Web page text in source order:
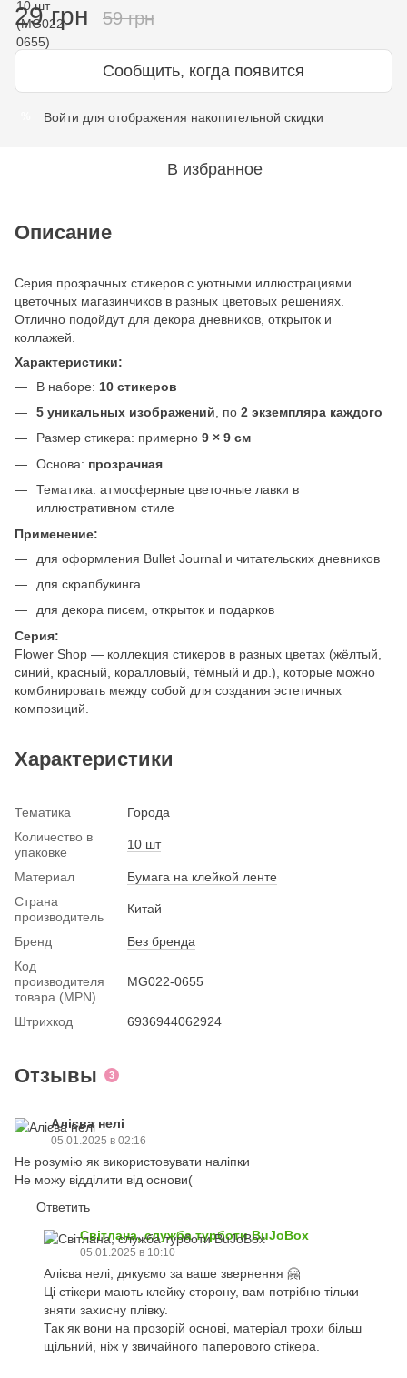
29 грн 59 грн
Сообщить, когда появится
Войти для отображения накопительной скидки
В избранное
Описание
Серия прозрачных стикеров с уютными иллюстрациями
цветочных магазинчиков в разных цветовых решениях.
Отлично подойдут для декора дневников, открыток и
коллажей.
Характеристики:
В наборе: 10 стикеров
5 уникальных изображений , по 2 экземпляра каждого
Размер стикера: примерно 9 × 9 см
Основа: прозрачная
Тематика: атмосферные цветочные лавки в
иллюстративном стиле
Применение:
для оформления Bullet Journal и читательских дневников
для скрапбукинга
для декора писем, открыток и подарков
Серия:
Flower Shop — коллекция стикеров в разных цветах (жёлтый,
синий, красный, коралловый, тёмный и др.), которые можно
комбинировать между собой для создания эстетичных
композиций.
Характеристики
Тематика
Города
Количество в
упаковке
10 шт
Материал
Бумага на клейкой ленте
Страна
производитель
Китай
Бренд
Без бренда
Код
производителя
товара (MPN)
MG022-0655
Штрихкод 6936944062924
Отзывы 3
Алієва нелі
05.01.2025 в 02:16
Не розумію як використовувати наліпки
Не можу відділити від основи(
Ответить
Світлана, служба турботи BuJoBox
05.01.2025 в 10:10
Алієва нелі, дякуємо за ваше звернення 🤗
Ці стікери мають клейку сторону, вам потрібно тільки
зняти захисну плівку.
Так як вони на прозорій основі, матеріал трохи більш
щільний, ніж у звичайного паперового стікера.